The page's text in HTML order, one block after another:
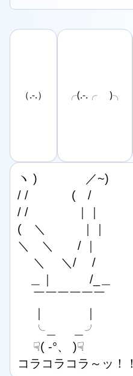
（.-.） ╭(.-.╭ )╮
ヽ )　　　　／~)
/ /　　 　 (　/
/ /　　　　｜｜
(　＼　　　｜｜
＼　＼　　/ ｜
＼ 　＼/　 /
＿｜　　　/_＿
￣￣￣￣￣￣
╰＿　 ＿╯
☟( -°、 )☟
コラコラコラ～ッ！！